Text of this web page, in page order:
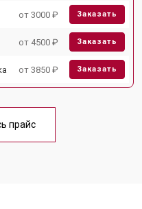
от 3000 ₽ Заказать
от 4500 ₽ Заказать
от 3850 ₽ Заказать
прайс